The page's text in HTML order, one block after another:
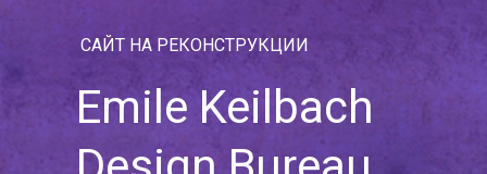
Emile Keilbach
САЙТ НА РЕКОНСТРУКЦИИ